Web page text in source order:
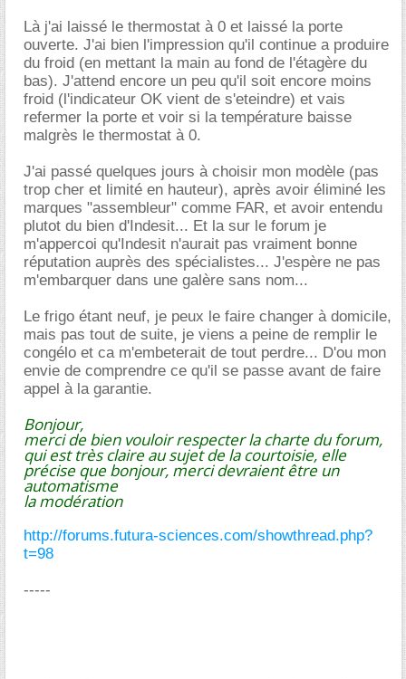
Là j'ai laissé le thermostat à 0 et laissé la porte
ouverte. J'ai bien l'impression qu'il continue a produire
du froid (en mettant la main au fond de l'étagère du
bas). J'attend encore un peu qu'il soit encore moins
froid (l'indicateur OK vient de s'eteindre) et vais
refermer la porte et voir si la température baisse
malgrès le thermostat à 0.
J'ai passé quelques jours à choisir mon modèle (pas
trop cher et limité en hauteur), après avoir éliminé les
marques "assembleur" comme FAR, et avoir entendu
plutot du bien d'Indesit... Et la sur le forum je
m'appercoi qu'Indesit n'aurait pas vraiment bonne
réputation auprès des spécialistes... J'espère ne pas
m'embarquer dans une galère sans nom...
Le frigo étant neuf, je peux le faire changer à domicile,
mais pas tout de suite, je viens a peine de remplir le
congélo et ca m'embeterait de tout perdre... D'ou mon
envie de comprendre ce qu'il se passe avant de faire
appel à la garantie.
Bonjour,
merci de bien vouloir respecter la charte du forum,
qui est très claire au sujet de la courtoisie, elle
précise que bonjour, merci devraient être un
automatisme
la modération
http://forums.futura-sciences.com/showthread.php?
t=98
-----